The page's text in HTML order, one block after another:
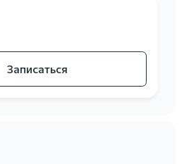
Записаться